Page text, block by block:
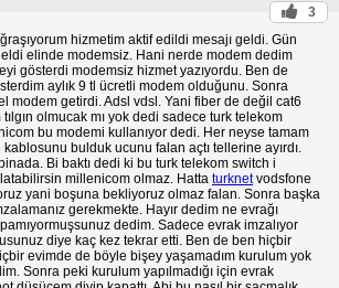
3
hizmetim aktif edildi mesajı geldi. Gün
elinde modemsiz. Hani nerde modem dedim
gösterdi modemsiz hizmet yazıyordu. Ben de
aylık 9 tl ücretli modem olduğunu. Sonra
modem getirdi. Adsl vdsl. Yani fiber de değil cat6
olmucak mı yok dedi sadece turk telekom
bu modemi kullanıyor dedi. Her neyse tamam
bulduk ucunu falan açtı tellerine ayırdı.
Bi baktı dedi ki bu turk telekom switch i
millenicom olmaz. Hatta turknetvodsfone
yani boşuna bekliyoruz olmaz falan. Sonra başka
gerekmekte. Hayır dedim ne evrağı
dedim. Sadece evrak imzalıyor
diye kaç kez tekrar etti. Ben de ben hiçbir
evimde de böyle bişey yaşamadım kurulum yok
Sonra peki kurulum yapılmadığı için evrak